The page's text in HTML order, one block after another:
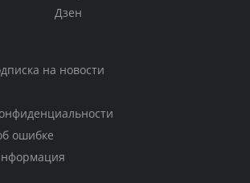
Дзен
на новости
ошибке